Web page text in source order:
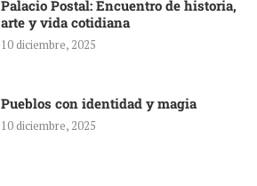
Palacio Postal: Encuentro de historia,
arte y vida cotidiana
10 diciembre, 2025
Pueblos con identidad y magia
10 diciembre, 2025